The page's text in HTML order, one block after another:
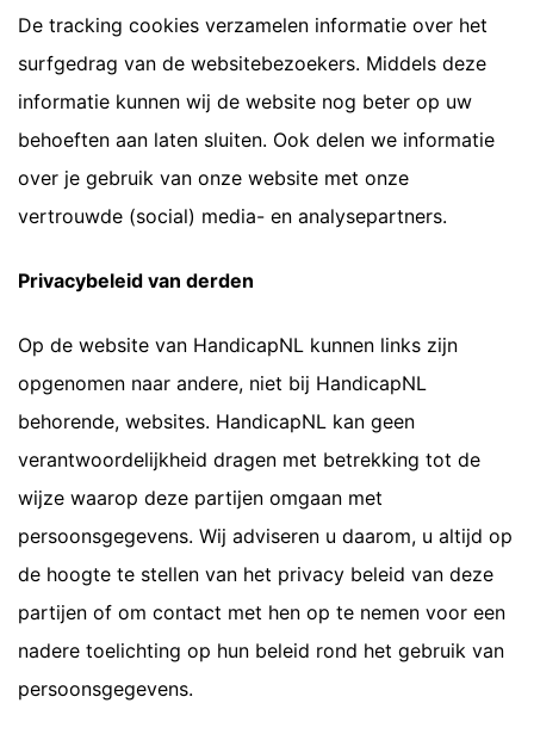
De tracking cookies verzamelen informatie over het
surfgedrag van de websitebezoekers. Middels deze
informatie kunnen wij de website nog beter op uw
behoeften aan laten sluiten. Ook delen we informatie
over je gebruik van onze website met onze
vertrouwde (social) media- en analysepartners.
Privacybeleid van derden
Op de website van HandicapNL kunnen links zijn
opgenomen naar andere, niet bij HandicapNL
behorende, websites. HandicapNL kan geen
verantwoordelijkheid dragen met betrekking tot de
wijze waarop deze partijen omgaan met
persoonsgegevens. Wij adviseren u daarom, u altijd op
de hoogte te stellen van het privacy beleid van deze
partijen of om contact met hen op te nemen voor een
nadere toelichting op hun beleid rond het gebruik van
persoonsgegevens.